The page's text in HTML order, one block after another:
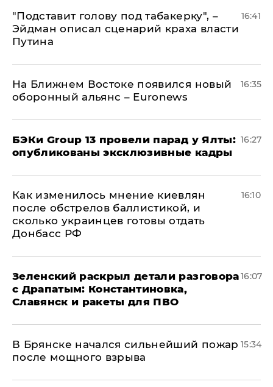
​"Подставит голову под табакерку", –
Эйдман описал сценарий краха власти
Путина
16:41
На Ближнем Востоке появился новый
оборонный альянс – Euronews
16:35
​БЭКи Group 13 провели парад у Ялты:
опубликованы эксклюзивные кадры
16:27
Как изменилось мнение киевлян
после обстрелов баллистикой, и
сколько украинцев готовы отдать
Донбасс РФ
16:10
​Зеленский раскрыл детали разговора
с Драпатым: Константиновка,
Славянск и ракеты для ПВО
16:07
В Брянске начался сильнейший пожар
после мощного взрыва
15:34